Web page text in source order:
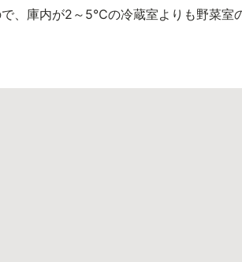
、庫内が2～5℃の冷蔵室よりも野菜室